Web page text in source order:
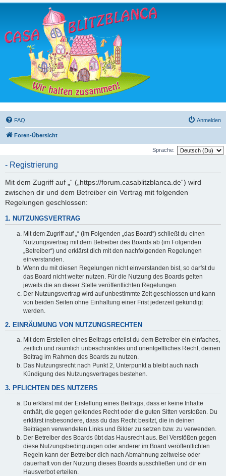
FAQ Anmelden
Foren-Übersicht
Sprache:
- Registrierung
Mit dem Zugriff auf „“ („https://forum.casablitzblanca.de“) wird
zwischen dir und dem Betreiber ein Vertrag mit folgenden
Regelungen geschlossen:
1. NUTZUNGSVERTRAG
Mit dem Zugriff auf „“ (im Folgenden „das Board“) schließt du einen
Nutzungsvertrag mit dem Betreiber des Boards ab (im Folgenden
„Betreiber“) und erklärst dich mit den nachfolgenden Regelungen
einverstanden.
Wenn du mit diesen Regelungen nicht einverstanden bist, so darfst du
das Board nicht weiter nutzen. Für die Nutzung des Boards gelten
jeweils die an dieser Stelle veröffentlichten Regelungen.
Der Nutzungsvertrag wird auf unbestimmte Zeit geschlossen und kann
von beiden Seiten ohne Einhaltung einer Frist jederzeit gekündigt
werden.
2. EINRÄUMUNG VON NUTZUNGSRECHTEN
Mit dem Erstellen eines Beitrags erteilst du dem Betreiber ein einfaches,
zeitlich und räumlich unbeschränktes und unentgeltliches Recht, deinen
Beitrag im Rahmen des Boards zu nutzen.
Das Nutzungsrecht nach Punkt 2, Unterpunkt a bleibt auch nach
Kündigung des Nutzungsvertrages bestehen.
3. PFLICHTEN DES NUTZERS
Du erklärst mit der Erstellung eines Beitrags, dass er keine Inhalte
enthält, die gegen geltendes Recht oder die guten Sitten verstoßen. Du
erklärst insbesondere, dass du das Recht besitzt, die in deinen
Beiträgen verwendeten Links und Bilder zu setzen bzw. zu verwenden.
Der Betreiber des Boards übt das Hausrecht aus. Bei Verstößen gegen
diese Nutzungsbedingungen oder anderer im Board veröffentlichten
Regeln kann der Betreiber dich nach Abmahnung zeitweise oder
dauerhaft von der Nutzung dieses Boards ausschließen und dir ein
Hausverbot erteilen.